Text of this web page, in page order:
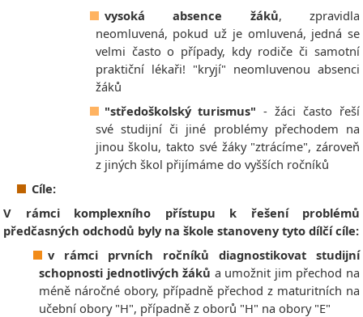
vysoká absence žáků, zpravidla
neomluvená, pokud už je omluvená, jedná se
velmi často o případy, kdy rodiče či samotní
praktiční lékaři! "kryjí" neomluvenou absenci
žáků
"středoškolský turismus" - žáci často řeší
své studijní či jiné problémy přechodem na
jinou školu, takto své žáky "ztrácíme", zároveň
z jiných škol přijímáme do vyšších ročníků
Cíle:
V rámci komplexního přístupu k řešení problémů
předčasných odchodů byly na škole stanoveny tyto dílčí cíle:
v rámci prvních ročníků diagnostikovat studijní
schopnosti jednotlivých žáků a umožnit jim přechod na
méně náročné obory, případně přechod z maturitních na
učební obory "H", případně z oborů "H" na obory "E"